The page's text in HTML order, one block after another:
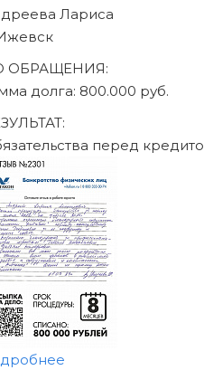
Людмила
Ижевск
ОБРАЩЕНИЯ:
долга: 470.000 руб.
перед